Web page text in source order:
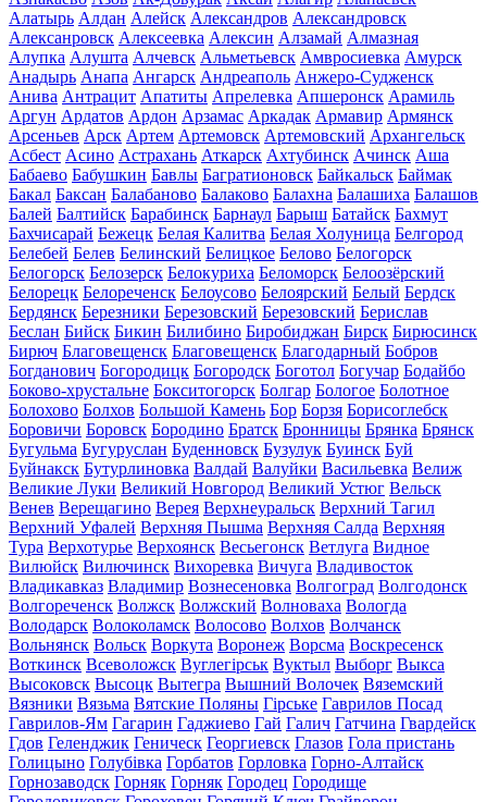
Алатырь Алдан Алейск Александров Александровск
Алексанровск Алексеевка Алексин Алзамай Алмазная
Алупка Алушта Алчевск Альметьевск Амвросиевка Амурск
Анадырь Анапа Ангарск Андреаполь Анжеро-Судженск
Анива Антрацит Апатиты Апрелевка Апшеронск Арамиль
Аргун Ардатов Ардон Арзамас Аркадак Армавир Армянск
Арсеньев Арск Артем Артемовск Артемовский Архангельск
Асбест Асино Астрахань Аткарск Ахтубинск Ачинск Аша
Бабаево Бабушкин Бавлы Багратионовск Байкальск Баймак
Бакал Баксан Балабаново Балаково Балахна Балашиха Балашов
Балей Балтийск Барабинск Барнаул Барыш Батайск Бахмут
Бахчисарай Бежецк Белая Калитва Белая Холуница Белгород
Белебей Белев Белинский Белицкое Белово Белогорск
Белогорск Белозерск Белокуриха Беломорск Белоозёрский
Белорецк Белореченск Белоусово Белоярский Белый Бердск
Бердянск Березники Березовский Березовский Берислав
Беслан Бийск Бикин Билибино Биробиджан Бирск Бирюсинск
Бирюч Благовещенск Благовещенск Благодарный Бобров
Богданович Богородицк Богородск Боготол Богучар Бодайбо
Боково-хрустальне Бокситогорск Болгар Бологое Болотное
Болохово Болхов Большой Камень Бор Борзя Борисоглебск
Боровичи Боровск Бородино Братск Бронницы Брянка Брянск
Бугульма Бугуруслан Буденновск Бузулук Буинск Буй
Буйнакск Бутурлиновка Валдай Валуйки Васильевка Велиж
Великие Луки Великий Новгород Великий Устюг Вельск
Венев Верещагино Верея Верхнеуральск Верхний Тагил
Верхний Уфалей Верхняя Пышма Верхняя Салда Верхняя
Тура Верхотурье Верхоянск Весьегонск Ветлуга Видное
Вилюйск Вилючинск Вихоревка Вичуга Владивосток
Владикавказ Владимир Вознесеновка Волгоград Волгодонск
Волгореченск Волжск Волжский Волноваха Вологда
Володарск Волоколамск Волосово Волхов Волчанск
Вольнянск Вольск Воркута Воронеж Ворсма Воскресенск
Воткинск Всеволожск Вуглегірськ Вуктыл Выборг Выкса
Высоковск Высоцк Вытегра Вышний Волочек Вяземский
Вязники Вязьма Вятские Поляны Гірське Гаврилов Посад
Гаврилов-Ям Гагарин Гаджиево Гай Галич Гатчина Гвардейск
Гдов Геленджик Геническ Георгиевск Глазов Гола пристань
Голицыно Голубівка Горбатов Горловка Горно-Алтайск
Горнозаводск Горняк Горняк Городец Городище